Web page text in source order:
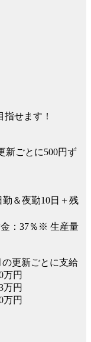
せます！
新ごとに500円ず
勤＆夜勤10日＋残
：37％※ 生産量
の更新ごとに支給
万円
万円
万円